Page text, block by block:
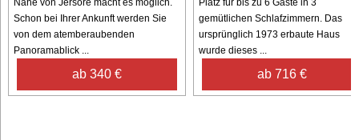
Nähe von Jersore macht es möglich.
Schon bei Ihrer Ankunft werden Sie
von dem atemberaubenden
Panoramablick ...
ab 340 €
Platz für bis zu 6 Gäste in 3
gemütlichen Schlafzimmern. Das
ursprünglich 1973 erbaute Haus
wurde dieses ...
ab 716 €